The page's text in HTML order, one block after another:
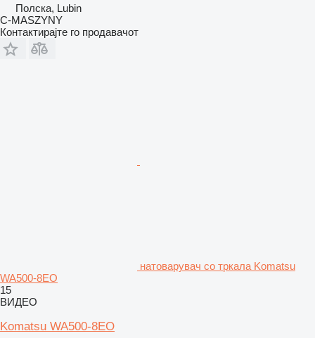
Полска, Lubin
C-MASZYNY
Контактирајте го продавачот
натоварувач со тркала Komatsu
WA500-8EO
15
ВИДЕО
Komatsu WA500-8EO